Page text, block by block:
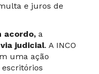
e juros de
acordo, a
via judicial. A INCO
uma ação